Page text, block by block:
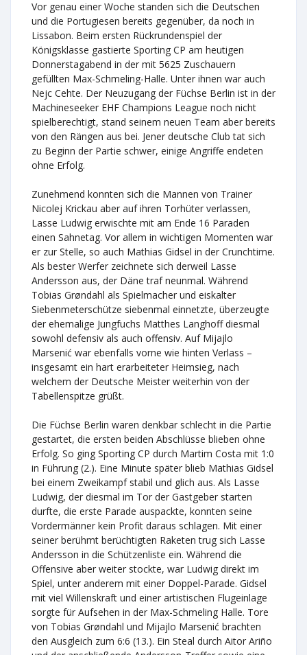
Vor genau einer Woche standen sich die Deutschen
und die Portugiesen bereits gegenüber, da noch in
Lissabon. Beim ersten Rückrundenspiel der
Königsklasse gastierte Sporting CP am heutigen
Donnerstagabend in der mit 5625 Zuschauern
gefüllten Max-Schmeling-Halle. Unter ihnen war auch
Nejc Cehte. Der Neuzugang der Füchse Berlin ist in der
Machineseeker EHF Champions League noch nicht
spielberechtigt, stand seinem neuen Team aber bereits
von den Rängen aus bei. Jener deutsche Club tat sich
zu Beginn der Partie schwer, einige Angriffe endeten
ohne Erfolg.
Zunehmend konnten sich die Mannen von Trainer
Nicolej Krickau aber auf ihren Torhüter verlassen,
Lasse Ludwig erwischte mit am Ende 16 Paraden
einen Sahnetag. Vor allem in wichtigen Momenten war
er zur Stelle, so auch Mathias Gidsel in der Crunchtime.
Als bester Werfer zeichnete sich derweil Lasse
Andersson aus, der Däne traf neunmal. Während
Tobias Grøndahl als Spielmacher und eiskalter
Siebenmeterschütze siebenmal einnetzte, überzeugte
der ehemalige Jungfuchs Matthes Langhoff diesmal
sowohl defensiv als auch offensiv. Auf Mijajlo
Marsenić war ebenfalls vorne wie hinten Verlass –
insgesamt ein hart erarbeiteter Heimsieg, nach
welchem der Deutsche Meister weiterhin von der
Tabellenspitze grüßt.
Die Füchse Berlin waren denkbar schlecht in die Partie
gestartet, die ersten beiden Abschlüsse blieben ohne
Erfolg. So ging Sporting CP durch Martim Costa mit 1:0
in Führung (2.). Eine Minute später blieb Mathias Gidsel
bei einem Zweikampf stabil und glich aus. Als Lasse
Ludwig, der diesmal im Tor der Gastgeber starten
durfte, die erste Parade auspackte, konnten seine
Vordermänner kein Profit daraus schlagen. Mit einer
seiner berühmt berüchtigten Raketen trug sich Lasse
Andersson in die Schützenliste ein. Während die
Offensive aber weiter stockte, war Ludwig direkt im
Spiel, unter anderem mit einer Doppel-Parade. Gidsel
mit viel Willenskraft und einer artistischen Flugeinlage
sorgte für Aufsehen in der Max-Schmeling Halle. Tore
von Tobias Grøndahl und Mijajlo Marsenić brachten
den Ausgleich zum 6:6 (13.). Ein Steal durch Aitor Ariño